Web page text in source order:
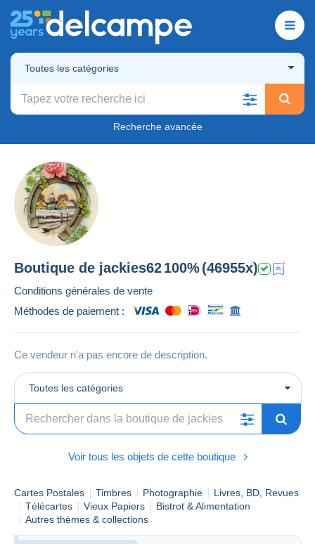
Toutes les catégories
Recherche avancée
Boutique de jackies62100%(46955x)
Conditions générales de vente
Méthodes de paiement :
Ce vendeur n'a pas encore de description.
Toutes les catégories
Voir tous les objets de cette boutique
Cartes Postales Timbres Photographie
Livres, BD, Revues
Télécartes
Vieux Papiers
Bistrot & Alimentation
Autres thèmes & collections